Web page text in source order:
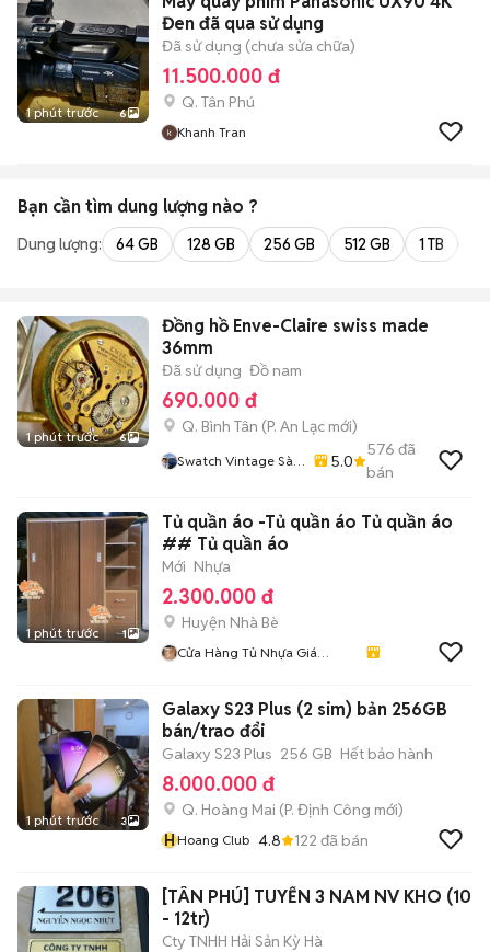
1 phút trước 6
Đen đã qua sử dụng
Đã sử dụng (chưa sửa chữa)
11.500.000 đ
Q. Tân Phú
Khanh Tran
Bạn cần tìm dung lượng nào ?
Dung lượng: 64 GB 128 GB 256 GB 512 GB 1 TB
1 phút trước 6
Đồng hồ Enve-Claire swiss made
36mm
Đã sử dụng Đồ nam
690.000 đ
Q. Bình Tân (P. An Lạc mới)
Swatch Vintage Sài
5.0
576 đã
bán
1 phút trước 1
Tủ quần áo -Tủ quần áo Tủ quần áo
## Tủ quần áo
Mới Nhựa
2.300.000 đ
Huyện Nhà Bè
Cửa Hàng Tủ Nhựa Giá
1 phút trước 3
Galaxy S23 Plus (2 sim) bản 256GB
bán/trao đổi
Galaxy S23 Plus 256 GB Hết bảo hành
8.000.000 đ
Q. Hoàng Mai (P. Định Công mới)
HHoang Club 4.8 122 đã bán
[TÂN PHÚ] TUYỂN 3 NAM NV KHO (10
- 12tr)
Cty TNHH Hải Sản Kỳ Hà